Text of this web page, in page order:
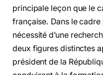
principale leçon que le
française. Dans le
nécessité d’une
deux figures distinctes
président de la